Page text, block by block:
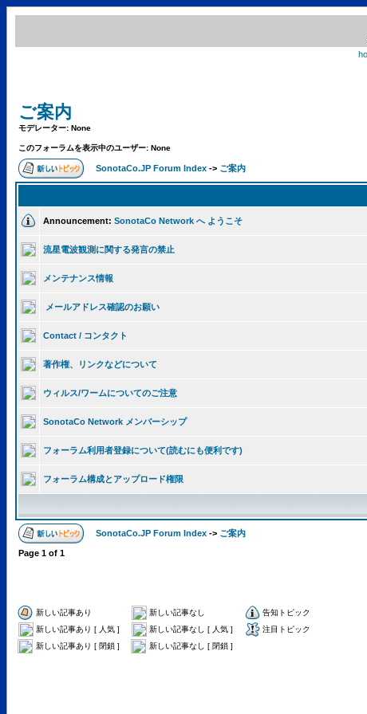
ご案内
モデレーター: None
このフォーラムを表示中のユーザー: None
SonotaCo.JP Forum Index -> ご案内
Announcement: SonotaCo Network へ ようこそ
流星電波観測に関する発言の禁止
メンテナンス情報
メールアドレス確認のお願い
Contact / コンタクト
著作権、リンクなどについて
ウィルス/ワームについてのご注意
SonotaCo Network メンバーシップ
フォーラム利用者登録について(読むにも便利です)
フォーラム構成とアップロード権限
SonotaCo.JP Forum Index -> ご案内
Page 1 of 1
新しい記事あり 新しい記事なし
告知トピック
新しい記事あり [ 人気 ]
新しい記事なし [ 人気 ]
注目トピック
新しい記事あり [ 閉鎖 ]
新しい記事なし [ 閉鎖 ]